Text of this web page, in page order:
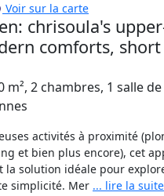
Voir sur la carte
chrisoula's
comforts,
2 chambres, 1 salle
activités à proximité
et bien plus encore), cet
la solution idéale pour
simplicité. Mer ... lire la suite